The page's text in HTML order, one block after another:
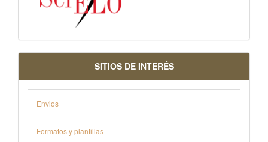
SITIOS DE INTERÉS
Envios
Formatos y plantillas